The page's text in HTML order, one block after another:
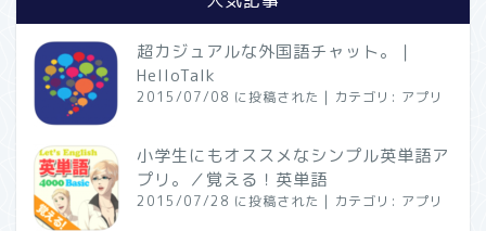
超カジュアルな外国語チャット。｜
HelloTalk
2015/07/08 に投稿された | カテゴリ: アプリ
小学生にもオススメなシンプル英単語ア
プリ。／覚える！英単語
2015/07/28 に投稿された | カテゴリ: アプリ